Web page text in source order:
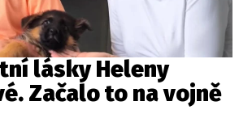
lásky Heleny
Začalo to na vojně